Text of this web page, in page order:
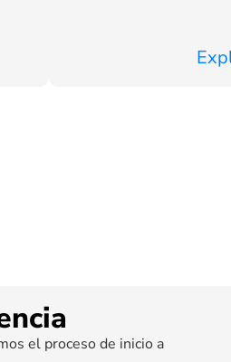
el proceso de inicio a